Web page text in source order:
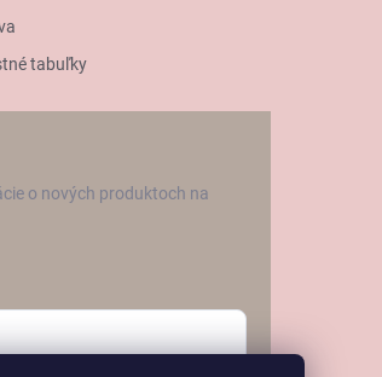
tabuľky
o nových produktoch na